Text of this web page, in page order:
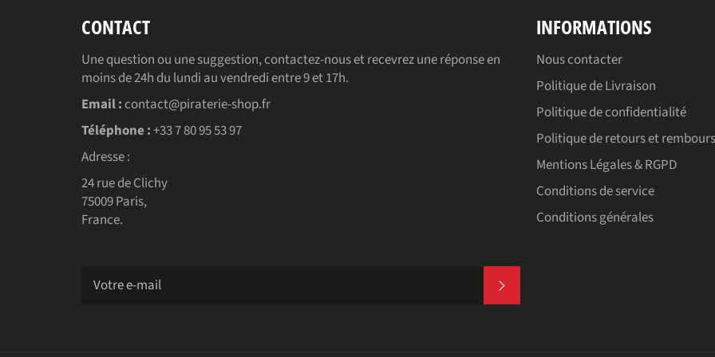
CONTACT
Une question ou une suggestion, contactez-nous et recevrez une réponse en
moins de 24h du lundi au vendredi entre 9 et 17h.
Email : contact@piraterie-shop.fr
Téléphone :+33 7 80 95 53 97
Adresse :
24 rue de Clichy
75009 Paris,
France.
INFORMATIONS
Nous contacter
Politique de Livraison
Politique de confidentialité
Politique de retours et
Mentions Légales & RGPD
Conditions de service
Conditions générales